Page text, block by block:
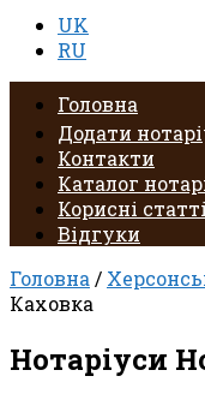
UK
RU
Головна
Додати
Контакти
Каталог
Корисні статті
Відгуки
Головна /
Каховка
Нотаріуси